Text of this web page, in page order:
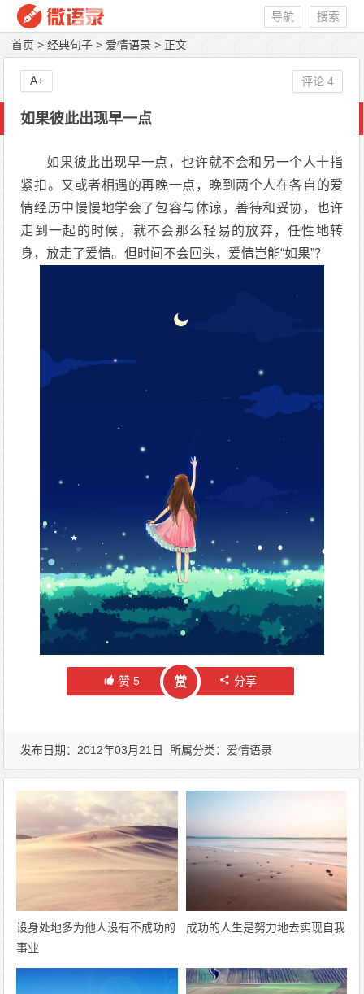
搜索
导航
首页 >经典句子 > 爱情语录 > 正文
如果彼此出现早一点
如果彼此出现早一点，也许就不会和另一个人十指
紧扣。又或者相遇的再晚一点，晚到两个人在各自的爱
情经历中慢慢地学会了包容与体谅，善待和妥协，也许
走到一起的时候，就不会那么轻易的放弃，任性地转
身，放走了爱情。但时间不会回头，爱情岂能“如果”？
赞5 赏 分享
评论 4
A+
发布日期：2012年03月21日 所属分类： 爱情语录
设身处地多为他人没有不成功的
事业
成功的人生是努力地去实现自我